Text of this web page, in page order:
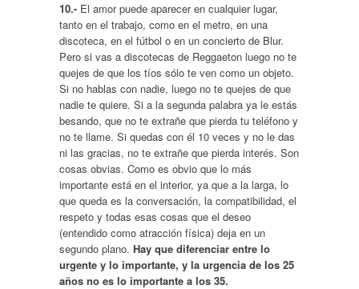
10.-El amor puede aparecer en cualquier lugar,
tanto en el trabajo, como en el metro, en una
discoteca, en el fútbol o en un concierto de Blur.
Pero si vas a discotecas de Reggaeton luego no te
quejes de que los tíos sólo te ven como un objeto.
Si no hablas con nadie, luego no te quejes de que
nadie te quiere. Si a la segunda palabra ya le estás
besando, que no te extrañe que pierda tu teléfono y
no te llame. Si quedas con él 10 veces y no le das
ni las gracias, no te extrañe que pierda interés. Son
cosas obvias. Como es obvio que lo más
importante está en el interior, ya que a la larga, lo
que queda es la conversación, la compatibilidad, el
respeto y todas esas cosas que el deseo
(entendido como atracción física) deja en un
segundo plano. Hay que diferenciar entre lo
urgente y lo importante, y la urgencia de los 25
años no es lo importante a los 35.